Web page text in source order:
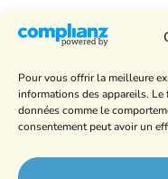
Pour vous offrir la meilleure
informations des appareils.
données comme le
consentement peut avoir un